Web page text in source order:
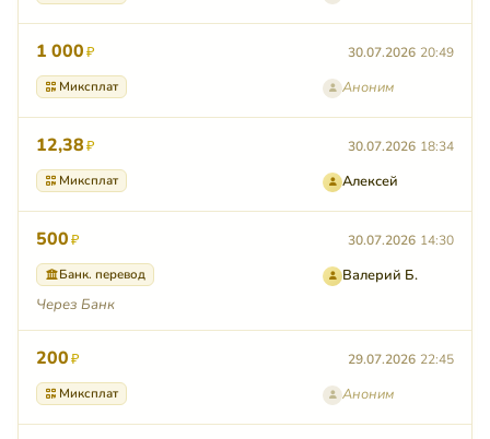
30.07.2026 20:49
1 000₽
Миксплат Аноним
30.07.2026 18:34
12,38₽
Миксплат Алексей
30.07.2026 14:30
500₽
Банк. перевод
Валерий Б.
Через Банк
29.07.2026 22:45
200₽
Миксплат Аноним